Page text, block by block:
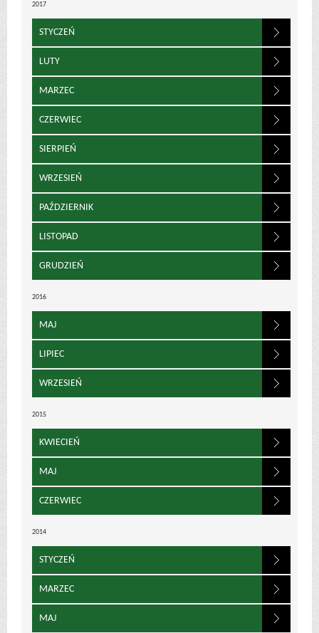
2017
STYCZEŃ
LUTY
MARZEC
CZERWIEC
SIERPIEŃ
WRZESIEŃ
PAŹDZIERNIK
LISTOPAD
GRUDZIEŃ
2016
MAJ
LIPIEC
WRZESIEŃ
2015
KWIECIEŃ
MAJ
CZERWIEC
2014
STYCZEŃ
MARZEC
MAJ